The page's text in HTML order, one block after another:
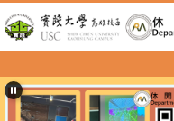
跳
到
主
內
容